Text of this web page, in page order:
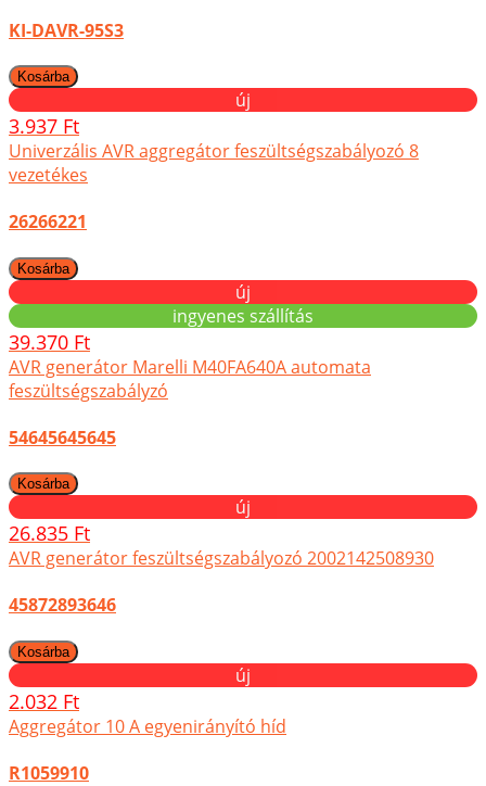
KI-DAVR-95S3
új
3.937 Ft
Univerzális AVR aggregátor feszültségszabályozó 8
vezetékes
26266221
új
ingyenes szállítás
39.370 Ft
AVR generátor Marelli M40FA640A automata
feszültségszabályzó
54645645645
új
26.835 Ft
AVR generátor feszültségszabályozó 2002142508930
45872893646
új
2.032 Ft
Aggregátor 10 A egyenirányító híd
R1059910